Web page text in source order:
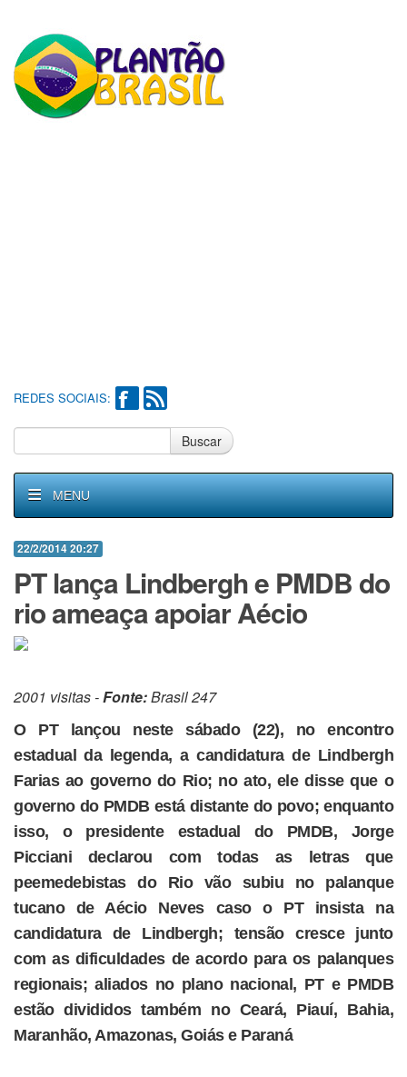
REDES SOCIAIS:
Buscar
MENU
22/2/2014 20:27
PT lança Lindbergh e PMDB do
rio ameaça apoiar Aécio
2001 visitas -Fonte:Brasil 247
O PT lançou neste sábado (22), no encontro
estadual da legenda, a candidatura de Lindbergh
Farias ao governo do Rio; no ato, ele disse que o
governo do PMDB está distante do povo; enquanto
isso, o presidente estadual do PMDB, Jorge
Picciani declarou com todas as letras que
peemedebistas do Rio vão subiu no palanque
tucano de Aécio Neves caso o PT insista na
candidatura de Lindbergh; tensão cresce junto
com as dificuldades de acordo para os palanques
regionais; aliados no plano nacional, PT e PMDB
estão divididos também no Ceará, Piauí, Bahia,
Maranhão, Amazonas, Goiás e Paraná